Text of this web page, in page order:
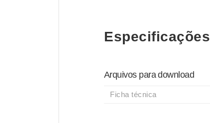
Especificações
Arquivos para download
Ficha técnica